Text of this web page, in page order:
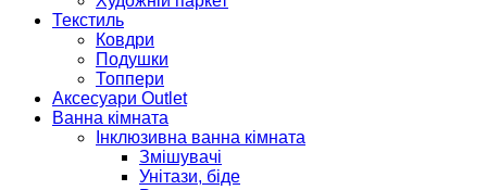
Текстиль
Ковдри
Подушки
Топпери
Аксесуари Outlet
Ванна кімната
Інклюзивна ванна кімната
Змішувачі
Унітази, біде